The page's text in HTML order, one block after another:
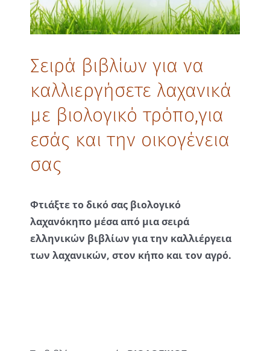
Σειρά βιβλίων για να
καλλιεργήσετε λαχανικά
με βιολογικό τρόπο,για
εσάς και την οικογένεια
σας
Φτιάξτε το δικό σας βιολογικό
λαχανόκηπο μέσα από μια σειρά
ελληνικών βιβλίων για την καλλιέργεια
των λαχανικών, στον κήπο και τον αγρό.